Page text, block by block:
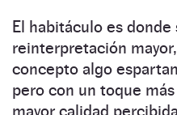
El habitáculo es donde
reinterpretación
concepto algo
pero con un toque
mayor calidad